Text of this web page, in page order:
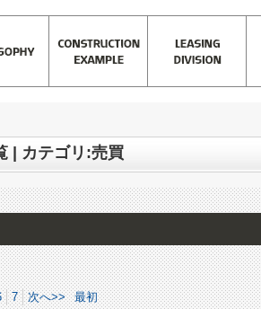
店のスタッフブログ一覧 | カテゴリ:売買
| カテゴリ:売買
7 次へ>> 最初